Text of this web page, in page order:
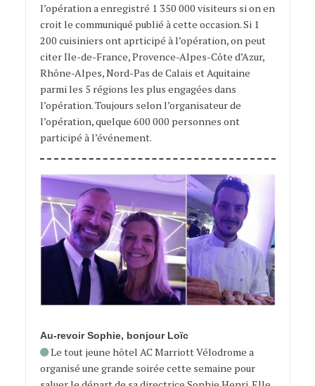
l’opération a enregistré 1 350 000 visiteurs si on en
croit le communiqué publié à cette occasion. Si 1
200 cuisiniers ont aprticipé à l’opération, on peut
citer Ile-de-France, Provence-Alpes-Côte d’Azur,
Rhône-Alpes, Nord-Pas de Calais et Aquitaine
parmi les 5 régions les plus engagées dans
l’opération. Toujours selon l’organisateur de
l’opération, quelque 600 000 personnes ont
participé à l’événement.
Au-revoir Sophie, bonjour Loïc
Le tout jeune hôtel AC Marriott Vélodrome a
organisé une grande soirée cette semaine pour